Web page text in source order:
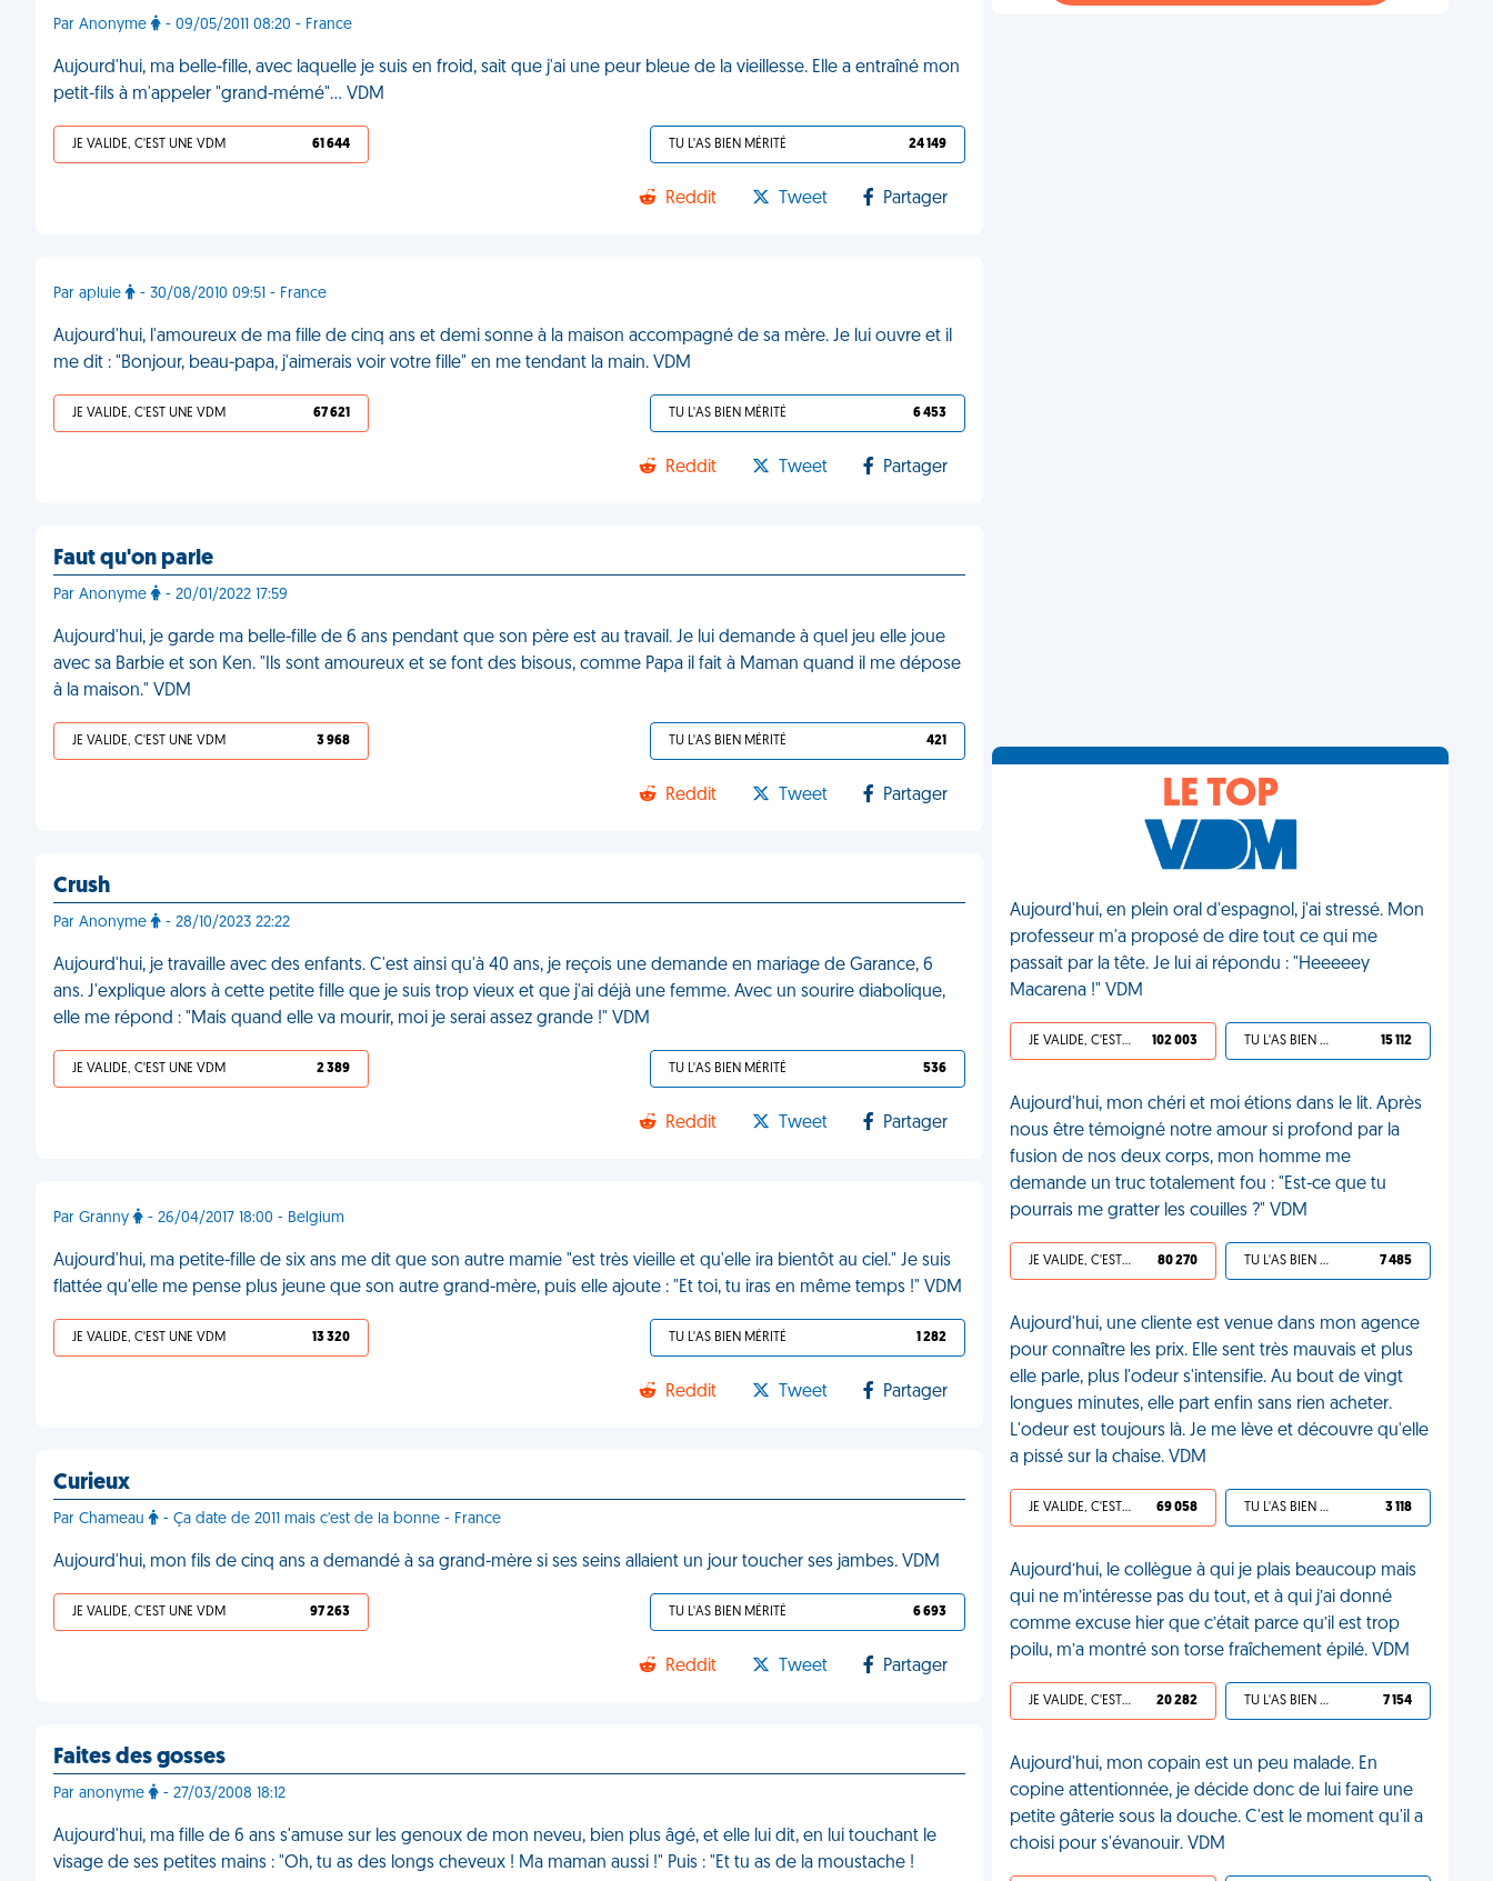
Par Anonyme - 09/05/2011 08:20 - France
Aujourd'hui, ma belle-fille, avec laquelle je suis en froid, sait que j'ai une peur bleue de la vieillesse. Elle a entraîné mon
petit-fils à m'appeler "grand-mémé"... VDM
JE VALIDE, C'EST UNE VDM 61 644 TU L'AS BIEN MÉRITÉ 24 149
Reddit Tweet Partager
Par apluie - 30/08/2010 09:51 - France
Aujourd'hui, l'amoureux de ma fille de cinq ans et demi sonne à la maison accompagné de sa mère. Je lui ouvre et il
me dit : "Bonjour, beau-papa, j'aimerais voir votre fille" en me tendant la main. VDM
JE VALIDE, C'EST UNE VDM 67 621 TU L'AS BIEN MÉRITÉ 6 453
Reddit Tweet Partager
Faut qu'on parle
Par Anonyme - 20/01/2022 17:59
Aujourd'hui, je garde ma belle-fille de 6 ans pendant que son père est au travail. Je lui demande à quel jeu elle joue
avec sa Barbie et son Ken. "Ils sont amoureux et se font des bisous, comme Papa il fait à Maman quand il me dépose
à la maison." VDM
JE VALIDE, C'EST UNE VDM 3 968 TU L'AS BIEN MÉRITÉ 421
Reddit Tweet Partager
Crush
Par Anonyme - 28/10/2023 22:22
Aujourd'hui, je travaille avec des enfants. C'est ainsi qu'à 40 ans, je reçois une demande en mariage de Garance, 6
ans. J'explique alors à cette petite fille que je suis trop vieux et que j'ai déjà une femme. Avec un sourire diabolique,
elle me répond : "Mais quand elle va mourir, moi je serai assez grande !" VDM
JE VALIDE, C'EST UNE VDM 2 389 TU L'AS BIEN MÉRITÉ 536
Reddit Tweet Partager
Par Granny - 26/04/2017 18:00 - Belgium
Aujourd'hui, ma petite-fille de six ans me dit que son autre mamie "est très vieille et qu'elle ira bientôt au ciel." Je suis
flattée qu'elle me pense plus jeune que son autre grand-mère, puis elle ajoute : "Et toi, tu iras en même temps !" VDM
JE VALIDE, C'EST UNE VDM 13 320 TU L'AS BIEN MÉRITÉ 1 282
Reddit Tweet Partager
Curieux
Par Chameau - Ça date de 2011 mais c'est de la bonne - France
Aujourd'hui, mon fils de cinq ans a demandé à sa grand-mère si ses seins allaient un jour toucher ses jambes. VDM
JE VALIDE, C'EST UNE VDM 97 263 TU L'AS BIEN MÉRITÉ 6 693
Reddit Tweet Partager
Faites des gosses
Par anonyme - 27/03/2008 18:12
Aujourd'hui, ma fille de 6 ans s'amuse sur les genoux de mon neveu, bien plus âgé, et elle lui dit, en lui touchant le
visage de ses petites mains : "Oh, tu as des longs cheveux ! Ma maman aussi !" Puis : "Et tu as de la moustache !
LE TOP
Aujourd'hui, en plein oral d'espagnol, j'ai stressé. Mon
professeur m'a proposé de dire tout ce qui me
passait par la tête. Je lui ai répondu : "Heeeeey
Macarena !" VDM
JE VALIDE, C'EST UNE VDM 102 003 TU L'AS BIEN MÉRITÉ 15 112
Aujourd'hui, mon chéri et moi étions dans le lit. Après
nous être témoigné notre amour si profond par la
fusion de nos deux corps, mon homme me
demande un truc totalement fou : "Est-ce que tu
pourrais me gratter les couilles ?" VDM
JE VALIDE, C'EST UNE VDM 80 270 TU L'AS BIEN MÉRITÉ 7 485
Aujourd'hui, une cliente est venue dans mon agence
pour connaître les prix. Elle sent très mauvais et plus
elle parle, plus l'odeur s'intensifie. Au bout de vingt
longues minutes, elle part enfin sans rien acheter.
L'odeur est toujours là. Je me lève et découvre qu'elle
a pissé sur la chaise. VDM
JE VALIDE, C'EST UNE VDM 69 058 TU L'AS BIEN MÉRITÉ 3 118
Aujourd’hui, le collègue à qui je plais beaucoup mais
qui ne m’intéresse pas du tout, et à qui j’ai donné
comme excuse hier que c’était parce qu’il est trop
poilu, m’a montré son torse fraîchement épilé. VDM
JE VALIDE, C'EST UNE VDM 20 282 TU L'AS BIEN MÉRITÉ 7 154
Aujourd'hui, mon copain est un peu malade. En
copine attentionnée, je décide donc de lui faire une
petite gâterie sous la douche. C'est le moment qu'il a
choisi pour s'évanouir. VDM